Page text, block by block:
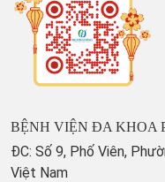
BỆNH VIỆN ĐA KHOA
ĐC: Số 9, Phố Viên,
Việt Nam